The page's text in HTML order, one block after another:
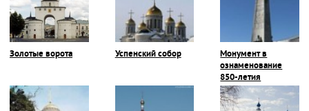
Золотые ворота Успенский собор
Монумент в
ознаменование
850-летия
Владимира